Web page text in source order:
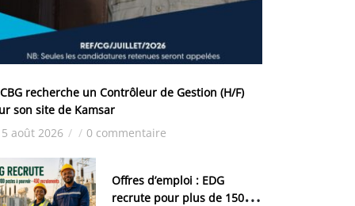
recherche un Contrôleur de Gestion (H/F)
son site de Kamsar
5 août 2026 / / 0 commentaire
Offres d’emploi : EDG
recrute pour plus de 150